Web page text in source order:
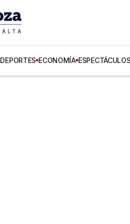
DEPORTES ECONOMÍA ESPECTÁCULOS